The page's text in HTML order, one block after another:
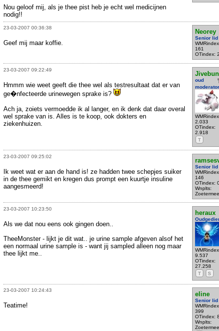
Nou geloof mij, als je thee pist heb je echt wel medicijnen
nodig!!
23-03-2007 00:36:38
Neorey
Senior lid
161
OTindex:
Geef mij maar koffie.
23-03-2007 09:22:49
oud
moderator
2.033
OTindex:
2.918
T
Hmmm wie weet geeft die thee wel als testresultaat dat er van
ge�nfecteerde urinewegen sprake is?
Ach ja, zoiets vermoedde ik al langer, en ik denk dat daar overal
wel sprake van is. Alles is te koop, ook dokters en
ziekenhuizen.
23-03-2007 09:25:02
Senior lid
146
OTindex:
Wnplts:
Ik weet wat er aan de hand is! ze hadden twee schepjes suiker
in de thee gemikt en kregen dus prompt een kuurtje insuline
aangesmeerd!
23-03-2007 10:23:50
heraux
9.537
OTindex:
27.258
T
S
Als we dat nou eens ook gingen doen..
TheeMonster - lijkt je dit wat.. je urine sample afgeven alsof het
een normaal urine sample is - want jij sampled alleen nog maar
thee lijkt me..
23-03-2007 10:24:43
eline
Senior lid
399
OTindex:
Wnplts:
Teatime!